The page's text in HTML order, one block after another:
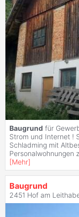
Baugrund für
Strom und Internet !
Schladming mit
Personalwohnungen
[Mehr]
Baugrund
2451 Hof am